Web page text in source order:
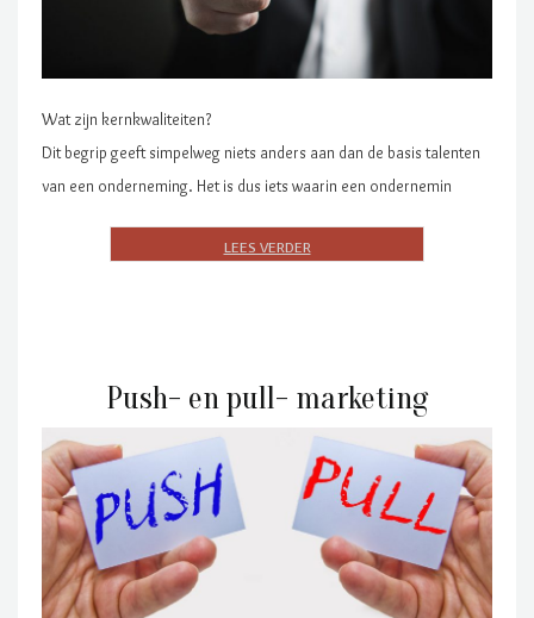
Wat zijn kernkwaliteiten?
Dit begrip geeft simpelweg niets anders aan dan de basis talenten
van een onderneming. Het is dus iets waarin een ondernemin
Push- en pull- marketing